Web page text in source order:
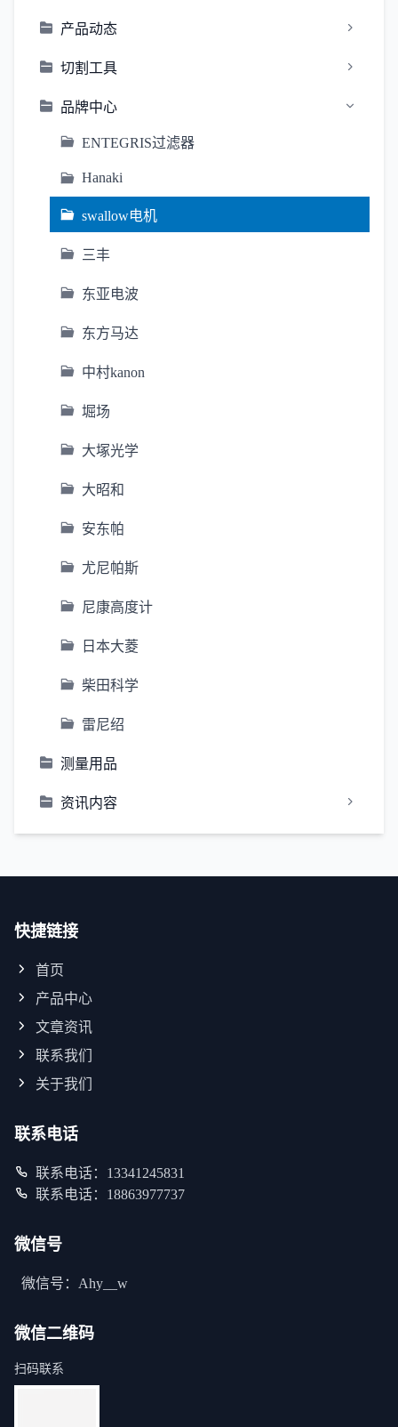
产品动态
切割工具
品牌中心
ENTEGRIS过滤器
Hanaki
swallow电机
三丰
东亚电波
东方马达
中村kanon
堀场
大塚光学
大昭和
安东帕
尤尼帕斯
尼康高度计
日本大菱
柴田科学
雷尼绍
测量用品
资讯内容
快捷链接
首页
产品中心
文章资讯
联系我们
关于我们
联系电话
联系电话：13341245831
联系电话：18863977737
微信号
微信号：Ahy__w
微信二维码
扫码联系